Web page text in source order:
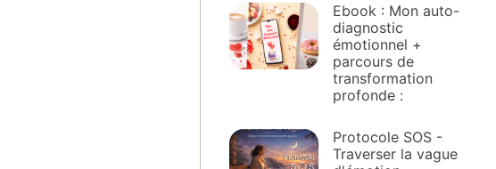
Ebook : Mon auto-
diagnostic
émotionnel +
parcours de
transformation
profonde :
Protocole SOS -
Traverser la vague